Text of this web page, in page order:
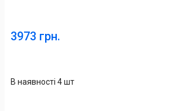
3973 грн.
В наявності 4 шт